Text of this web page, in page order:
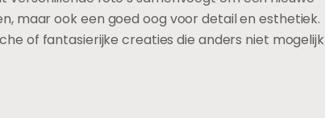
maar ook een goed oog voor detail en esthetiek.
of fantasierijke creaties die anders niet mogelijk